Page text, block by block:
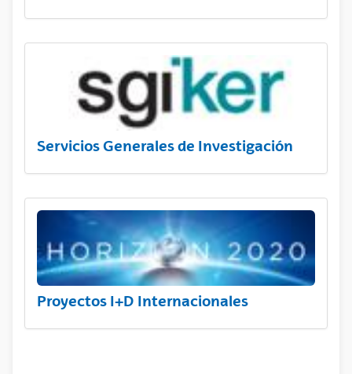
Servicios Generales de Investigación
Proyectos I+D Internacionales